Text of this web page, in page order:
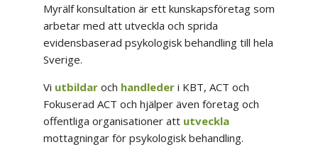
Myrälf konsultation är ett kunskapsföretag som
arbetar med att utveckla och sprida
evidensbaserad psykologisk behandling till hela
Sverige.
Vi utbildar och handleder i KBT, ACT och
Fokuserad ACT och hjälper även företag och
offentliga organisationer att utveckla
mottagningar för psykologisk behandling.